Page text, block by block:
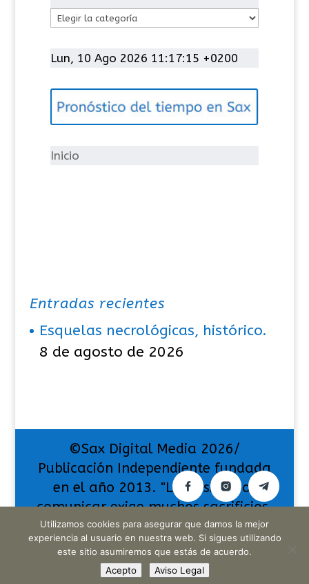
t
g
í
Lun, 10 Ago 2026 11:17:15 +0200
Inicio
Entradas recientes
Esquelas necrológicas, histórico.
8 de agosto de 2026
©Sax Digital Media 2026/
Publicación Independiente fundada
en el año 2013. "La pasión por
comunicar exige muchos sacrificios,
pero también da muchas
satisfacciones".
Utilizamos cookies para asegurar que damos la mejor
experiencia al usuario en nuestra web. Si sigues utilizando
este sitio asumiremos que estás de acuerdo.
Acepto
Aviso Legal